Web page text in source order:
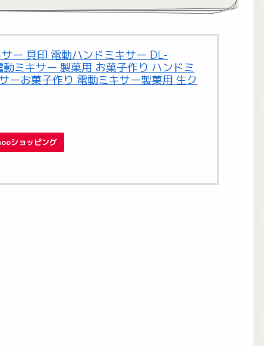
ー 貝印 電動ハンドミキサー DL-
ミキサー 製菓用 お菓子作り ハンドミ
ーお菓子作り 電動ミキサー製菓用 生ク
ショッピング